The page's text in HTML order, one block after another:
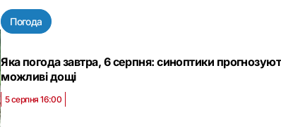
Погода
Яка погода завтра, 6 серпня: синоптики
можливі дощі
5 серпня 16:00